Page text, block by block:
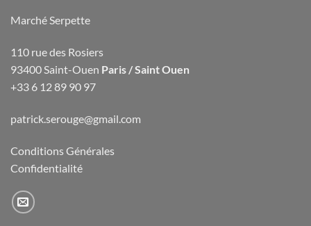
Marché Serpette
110 rue des Rosiers
93400 Saint-Ouen Paris / Saint Ouen
+33 6 12 89 90 97
patrick.serouge@gmail.com
Conditions Générales
Confidentialité